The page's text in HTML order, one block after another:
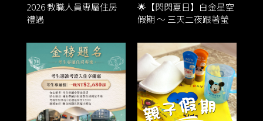
2026 教職人員專屬住房
禮遇
🌟【閃閃夏日】白金星空
假期 ～ 三天二夜跟著螢